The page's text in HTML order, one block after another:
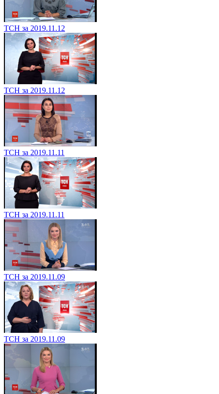
ТСН за 2019.11.12
ТСН за 2019.11.12
ТСН за 2019.11.11
ТСН за 2019.11.11
ТСН за 2019.11.09
ТСН за 2019.11.09